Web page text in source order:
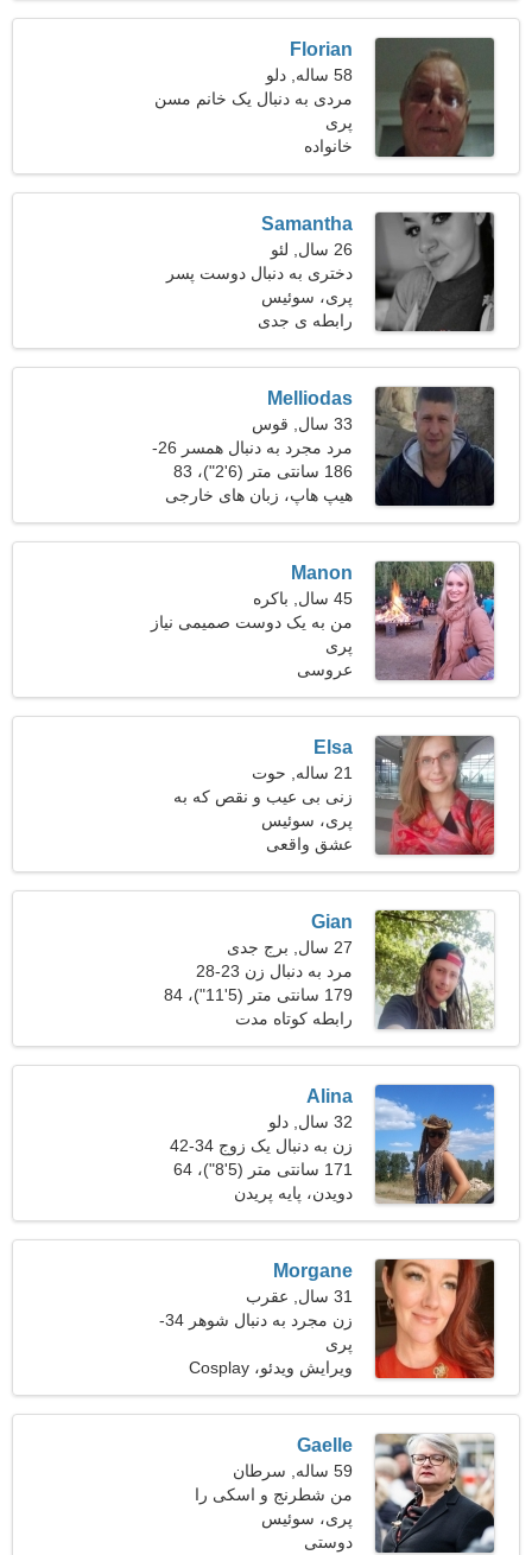
Florian
58 ساله, دلو
مردی به دنبال یک خانم مسن
پری
خانواده
Samantha
26 سال, لئو
دختری به دنبال دوست پسر
27-34
پری، سوئیس
رابطه ی جدی
Melliodas
33 سال, قوس
مرد مجرد به دنبال همسر 26-
29
186 سانتی متر (6'2")، 83
کیلوگرم (182 پوند)
هیپ هاپ، زبان های خارجی
Manon
45 سال, باکره
من به یک دوست صمیمی نیاز
دارم
پری
عروسی
Elsa
21 ساله, حوت
زنی بی عیب و نقص که به
دنبال یک رابطه واقعی است
پری، سوئیس
عشق واقعی
Gian
27 سال, برج جدی
مرد به دنبال زن 23-28
179 سانتی متر (5'11")، 84
کیلوگرم (185 پوند)
رابطه کوتاه مدت
Alina
32 سال, دلو
زن به دنبال یک زوج 34-42
171 سانتی متر (5'8")، 64
کیلوگرم (141 پوند)
دویدن، پایه پریدن
Morgane
31 سال, عقرب
زن مجرد به دنبال شوهر 34-
43
پری
ویرایش ویدئو، Cosplay
Gaelle
59 ساله, سرطان
من شطرنج و اسکی را
دوست دارم
پری، سوئیس
دوستی